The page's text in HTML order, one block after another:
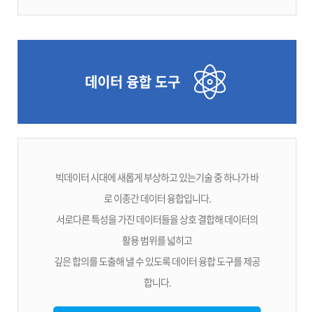
데이터 융합 도구
빅데이터 시대에 새롭게 부상하고 있는기술 중 하나가 바
로 이종간 데이터 융합입니다.
서로다른 특성을 가진 데이터들을 상호 결합해 데이터의
활용 범위를 넓히고
깊은 합의를 도출해 낼 수 있도록 데이터 융합 도구를 제공
합니다.